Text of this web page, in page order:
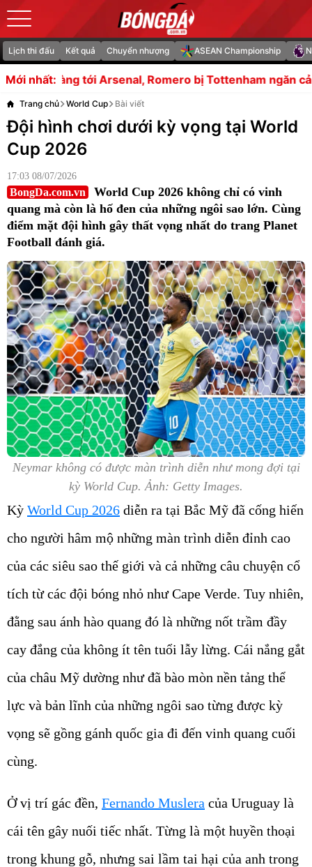
Lịch thi đấu Kết quả Chuyển nhượng ASEAN Championship
Mới nhất:
Arsenal, Romero bị Tottenham ngăn cản Alonso bắt
Trang chủ World Cup Bài viết
Đội hình chơi dưới kỳ vọng tại World
Cup 2026
17:03 08/07/2026
BongDa.com.vn
World Cup 2026 không chỉ có vinh
quang mà còn là hố đen của những ngôi sao lớn. Cùng
điểm mặt đội hình gây thất vọng nhất do trang Planet
Football đánh giá.
Neymar không có được màn trình diễn như mong đợi tại
kỳ World Cup. Ảnh: Getty Images.
Kỳ World Cup 2026 diễn ra tại Bắc Mỹ đã cống hiến
cho người hâm mộ những màn trình diễn đỉnh cao
của các siêu sao thế giới và cả những câu chuyện cổ
tích từ các đội bóng nhỏ như Cape Verde. Tuy nhiên,
đằng sau ánh hào quang đó là những nốt trầm đầy
cay đắng của không ít tên tuổi lẫy lừng. Cái nắng gắt
của châu Mỹ dường như đã bào mòn nền tảng thể
lực và bản lĩnh của những ngôi sao từng được kỳ
vọng sẽ gồng gánh quốc gia đi đến vinh quang cuối
cùng.
Ở vị trí gác đền, Fernando Muslera của Uruguay là
cái tên gây nuối tiếc nhất. Từng là một huyền thoại
trong khung gỗ, nhưng sai lầm tai hại của anh trong